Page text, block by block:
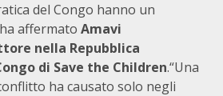
del Congo hanno un
affermato Amavi
nella Repubblica
di Save the Children.“Una
ha causato solo negli